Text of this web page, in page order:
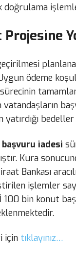
doğrulama
Projesine
ödeme
vatandaşların
iadesi
Kura
Bankası
işlemler
100 bin konut
için tıklayınız…